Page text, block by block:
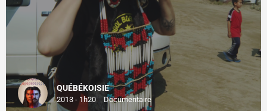
QUÉBÉKOISIE
2013 - 1h20 Documentaire